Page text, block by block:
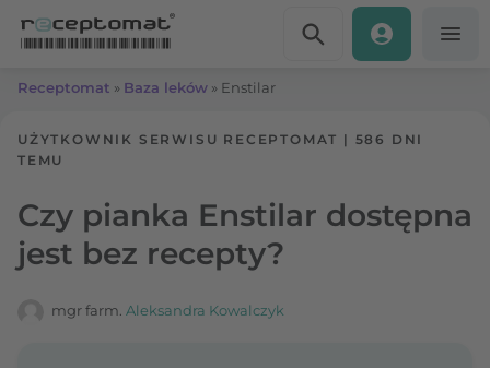
Receptomat » Baza leków » Enstilar
UŻYTKOWNIK SERWISU RECEPTOMAT | 586 DNI
TEMU
Czy pianka Enstilar dostępna
jest bez recepty?
mgr farm. Aleksandra Kowalczyk